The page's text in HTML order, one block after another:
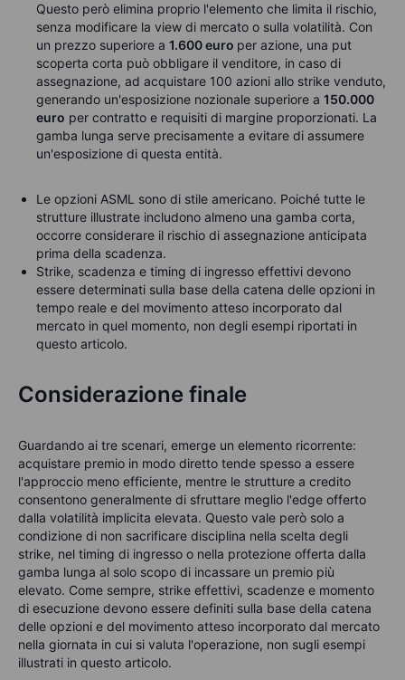
Questo però elimina proprio l'elemento che limita il rischio,
senza modificare la view di mercato o sulla volatilità. Con
un prezzo superiore a 1.600 euro per azione, una put
scoperta corta può obbligare il venditore, in caso di
assegnazione, ad acquistare 100 azioni allo strike venduto,
generando un'esposizione nozionale superiore a 150.000
euro per contratto e requisiti di margine proporzionati. La
gamba lunga serve precisamente a evitare di assumere
un'esposizione di questa entità.
Le opzioni ASML sono di stile americano. Poiché tutte le
strutture illustrate includono almeno una gamba corta,
occorre considerare il rischio di assegnazione anticipata
prima della scadenza.
Strike, scadenza e timing di ingresso effettivi devono
essere determinati sulla base della catena delle opzioni in
tempo reale e del movimento atteso incorporato dal
mercato in quel momento, non degli esempi riportati in
questo articolo.
Considerazione finale
Guardando ai tre scenari, emerge un elemento ricorrente:
acquistare premio in modo diretto tende spesso a essere
l'approccio meno efficiente, mentre le strutture a credito
consentono generalmente di sfruttare meglio l'edge offerto
dalla volatilità implicita elevata. Questo vale però solo a
condizione di non sacrificare disciplina nella scelta degli
strike, nel timing di ingresso o nella protezione offerta dalla
gamba lunga al solo scopo di incassare un premio più
elevato. Come sempre, strike effettivi, scadenze e momento
di esecuzione devono essere definiti sulla base della catena
delle opzioni e del movimento atteso incorporato dal mercato
nella giornata in cui si valuta l'operazione, non sugli esempi
illustrati in questo articolo.